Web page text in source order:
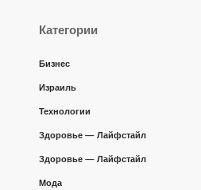
Категории
Бизнес
Израиль
Технологии
Здоровье — Лайфстайл
Здоровье — Лайфстайл
Мода